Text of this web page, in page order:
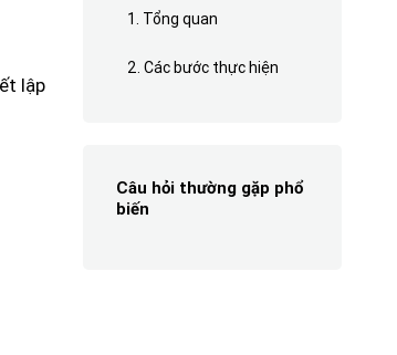
lập
1. Tổng quan
2. Các bước thực hiện
Câu hỏi thường gặp phổ
biến